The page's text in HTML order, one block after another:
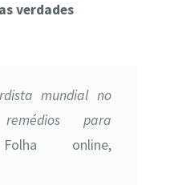
verdades
mundial no
para
online,